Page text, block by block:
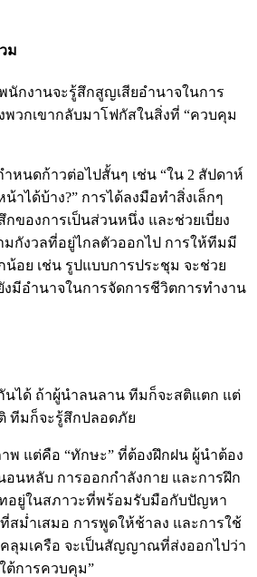
ม
นักงานจะรู้สึกสูญเสียอำนาจในการ
วกเขากลับมาโฟกัสในสิ่งที่ “ควบคุม
หนดก้าวต่อไปสั้นๆ เช่น “ใน 2 สัปดาห์
าได้บ้าง?” การได้ลงมือทำสิ่งเล็กๆ
ของการเป็นส่วนหนึ่ง และช่วยเบี่ยง
มกังวลที่อยู่ไกลตัวออกไป การให้ทีมมี
น้อย เช่น รูปแบบการประชุม จะช่วย
มีอำนาจในการจัดการชีวิตการทำงาน
ได้ ถ้าผู้นำลนลาน ทีมก็จะสติแตก แต่
ทีมก็จะรู้สึกปลอดภัย
พ แต่คือ “ทักษะ” ที่ต้องฝึกฝน ผู้นำต้อง
อนหลับ การออกกำลังกาย และการฝึก
อยู่ในสภาวะที่พร้อมรับมือกับปัญหา
สม่ำเสมอ การพูดให้ช้าลง และการใช้
ลุมเครือ จะเป็นสัญญาณที่ส่งออกไปว่า
ต้การควบคุม”